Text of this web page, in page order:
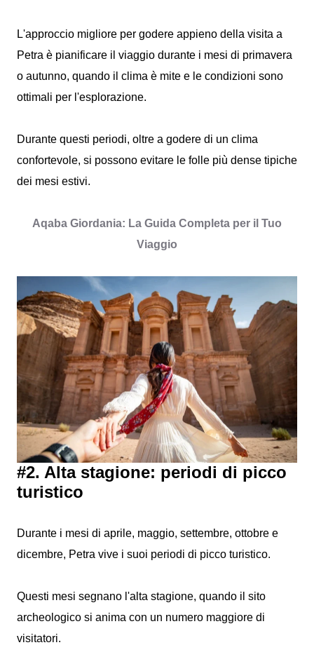
L'approccio migliore per godere appieno della visita a
Petra è pianificare il viaggio durante i mesi di primavera
o autunno, quando il clima è mite e le condizioni sono
ottimali per l'esplorazione.
Durante questi periodi, oltre a godere di un clima
confortevole, si possono evitare le folle più dense tipiche
dei mesi estivi.
Aqaba Giordania: La Guida Completa per il Tuo
Viaggio
#2. Alta stagione: periodi di picco
turistico
Durante i mesi di aprile, maggio, settembre, ottobre e
dicembre, Petra vive i suoi periodi di picco turistico.
Questi mesi segnano l'alta stagione, quando il sito
archeologico si anima con un numero maggiore di
visitatori.